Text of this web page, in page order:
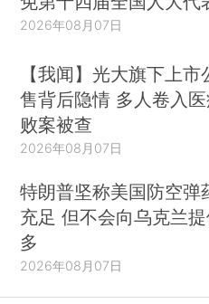
2026年08月07日
【我闻】光大旗下上市
售背后隐情 多人卷入
败案被查
2026年08月07日
特朗普坚称美国防空弹
充足 但不会向乌克兰
多
2026年08月07日